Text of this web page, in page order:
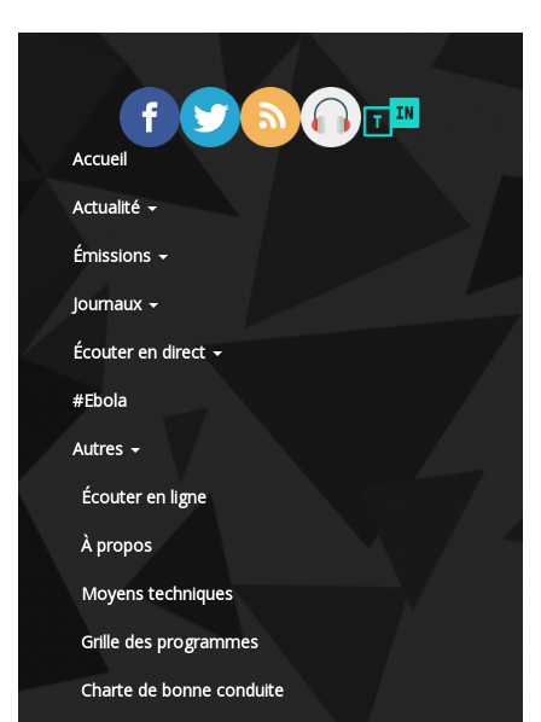
Accueil
Actualité
Émissions
Journaux
Écouter en direct
#Ebola
Autres
Écouter en ligne
À propos
Moyens techniques
Grille des programmes
Charte de bonne conduite